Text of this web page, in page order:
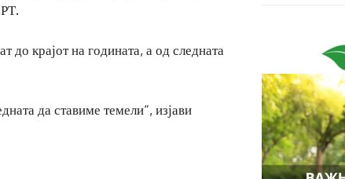
до крајот на годината, а од следната
да ставиме темели“, изјави